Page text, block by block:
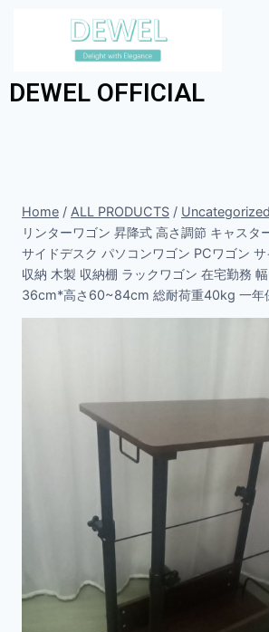
DEWEL OFFICIAL
Home / ALL PRODUCTS / Uncategorized
リンターワゴン 昇降式 高さ調節 キャスタ
サイドデスク パソコンワゴン PCワゴン
収納 木製 収納棚 ラックワゴン 在宅勤務
36cm*高さ60~84cm 総耐荷重40kg 一年